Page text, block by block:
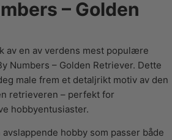
– Golden
av en av verdens mest populære
Numbers – Golden Retriever. Dette
male frem et detaljrikt motiv av den
retrieveren – perfekt for
hobbyentusiaster.
hobby som passer både